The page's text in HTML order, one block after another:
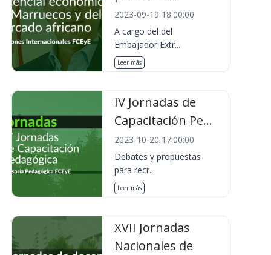
2023-09-19 18:00:00
A cargo del del
Embajador Extr...
Leer más
IV Jornadas de
Capacitación Pe...
2023-10-20 17:00:00
Debates y propuestas
para recr...
Leer más
XVII Jornadas
Nacionales de